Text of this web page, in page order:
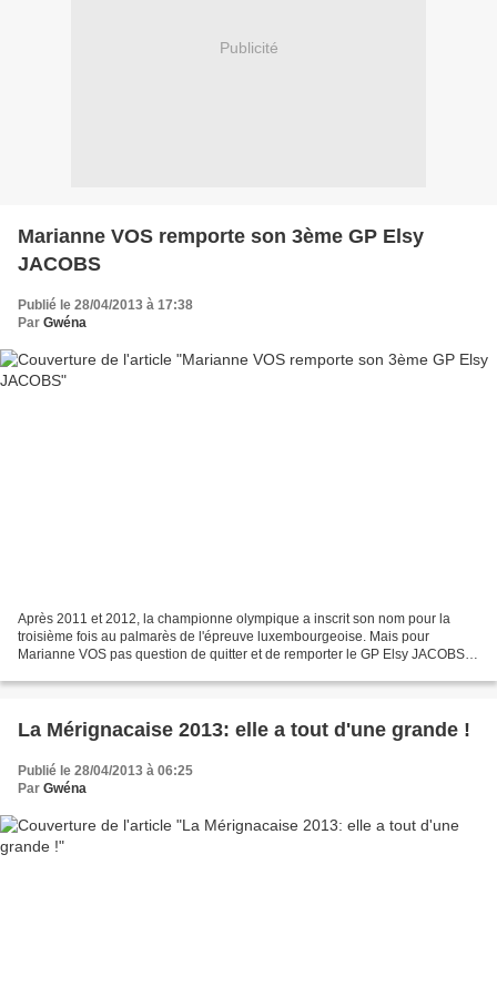
Publicité
Marianne VOS remporte son 3ème GP Elsy
JACOBS
Publié le 28/04/2013 à 17:38
Par Gwéna
Après 2011 et 2012, la championne olympique a inscrit son nom pour la
troisième fois au palmarès de l'épreuve luxembourgeoise. Mais pour
Marianne VOS pas question de quitter et de remporter le GP Elsy JACOBS
La Mérignacaise 2013: elle a tout d'une grande !
Publié le 28/04/2013 à 06:25
Par Gwéna